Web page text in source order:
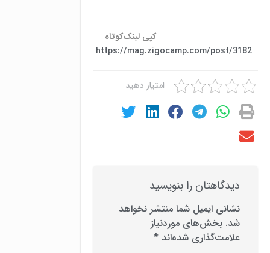
کپی لینک‌کوتاه
https://mag.zigocamp.com/post/3182
امتیاز دهید
دیدگاهتان را بنویسید
نشانی ایمیل شما منتشر نخواهد
شد. بخش‌های موردنیاز
علامت‌گذاری شده‌اند *